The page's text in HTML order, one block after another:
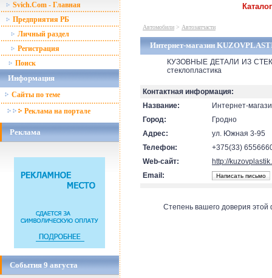
Svich.Com - Главная
Предприятия РБ
Личный раздел
Регистрация
Поиск
Информация
Сайты по теме
Реклама на портале
Реклама
События 9 августа
Автомобили > Автозапчасти
Интернет-магазин
КУЗОВНЫЕ ДЕТАЛИ ИЗ
стеклопластика
Контактная информация:
Название:
Интернет-
Город:
Гродно
Адрес:
ул. Южная 3-95
Телефон:
+375(33)
Web-сайт:
http://
Email:
Степень вашего доверия